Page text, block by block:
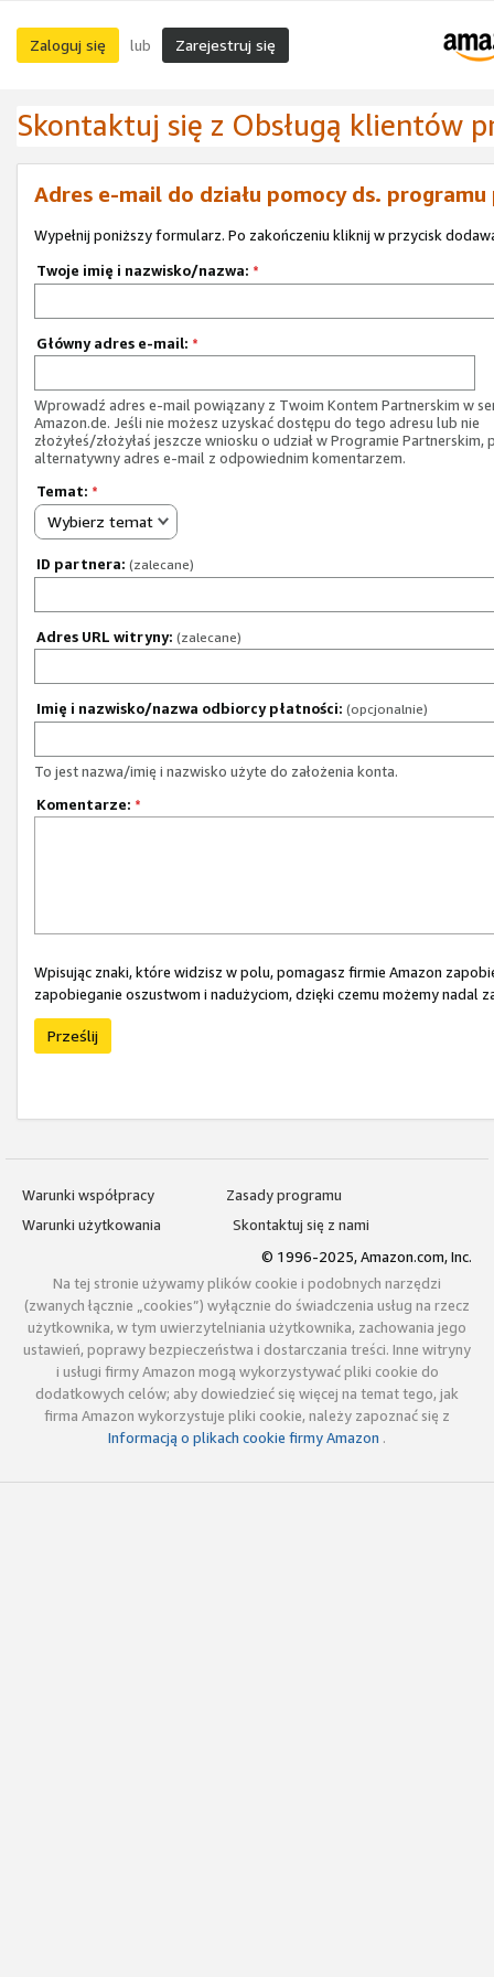
Zaloguj się lub Zarejestruj się
Skontaktuj się z Obsługą klientów
Adres e-mail do działu pomocy ds.
Wypełnij poniższy formularz. Po zakończeniu kliknij w przycisk
Twoje imię i nazwisko/nazwa: *
Główny adres e-mail: *
Wprowadź adres e-mail powiązany z Twoim Kontem Partnerskim w
Amazon.de. Jeśli nie możesz uzyskać dostępu do tego adresu lub nie
złożyłeś/złożyłaś jeszcze wniosku o udział w Programie Partnerskim,
alternatywny adres e-mail z odpowiednim komentarzem.
Temat: *
Wybierz temat
ID partnera: (zalecane)
Adres URL witryny: (zalecane)
Imię i nazwisko/nazwa odbiorcy płatności: (opcjonalnie)
To jest nazwa/imię i nazwisko użyte do założenia konta.
Komentarze: *
Wpisując znaki, które widzisz w polu, pomagasz firmie Amazon
zapobieganie oszustwom i nadużyciom, dzięki czemu możemy nadal
Prześlij
Warunki współpracy
Zasady programu
Warunki użytkowania
Skontaktuj się z nami
© 1996-2025, Amazon.com, Inc.
Na tej stronie używamy plików cookie i podobnych narzędzi
(zwanych łącznie „cookies”) wyłącznie do świadczenia usług na rzecz
użytkownika, w tym uwierzytelniania użytkownika, zachowania jego
ustawień, poprawy bezpieczeństwa i dostarczania treści. Inne witryny
i usługi firmy Amazon mogą wykorzystywać pliki cookie do
dodatkowych celów; aby dowiedzieć się więcej na temat tego, jak
firma Amazon wykorzystuje pliki cookie, należy zapoznać się z
Informacją o plikach cookie firmy Amazon .